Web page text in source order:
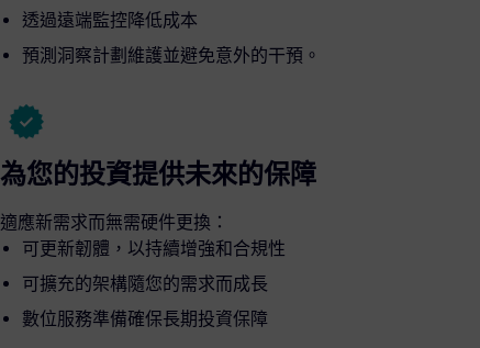
透過遠端監控降低成本
預測洞察計劃維護並避免意外的干預。
為您的投資提供未來的保障
適應新需求而無需硬件更換：
可更新韌體，以持續增強和合規性
可擴充的架構隨您的需求而成長
數位服務準備確保長期投資保障